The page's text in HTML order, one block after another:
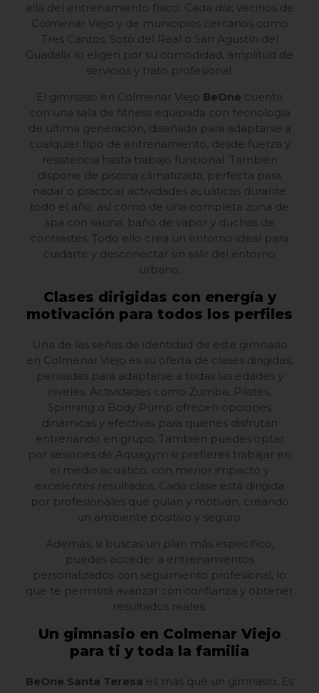
allá del entrenamiento físico. Cada día, vecinos de
Colmenar Viejo y de municipios cercanos como
Tres Cantos, Soto del Real o San Agustín del
Guadalix lo eligen por su comodidad, amplitud de
servicios y trato profesional.
El gimnasio en Colmenar Viejo BeOne cuenta
con una sala de fitness equipada con tecnología
de última generación, diseñada para adaptarse a
cualquier tipo de entrenamiento, desde fuerza y
resistencia hasta trabajo funcional. También
dispone de piscina climatizada, perfecta para
nadar o practicar actividades acuáticas durante
todo el año, así como de una completa zona de
spa con sauna, baño de vapor y duchas de
contrastes. Todo ello crea un entorno ideal para
cuidarte y desconectar sin salir del entorno
urbano.
Clases dirigidas con energía y
motivación para todos los perfiles
Una de las señas de identidad de este gimnasio
en Colmenar Viejo es su oferta de clases dirigidas,
pensadas para adaptarse a todas las edades y
niveles. Actividades como Zumba, Pilates,
Spinning o Body Pump ofrecen opciones
dinámicas y efectivas para quienes disfrutan
entrenando en grupo. También puedes optar
por sesiones de Aquagym si prefieres trabajar en
el medio acuático, con menor impacto y
excelentes resultados. Cada clase está dirigida
por profesionales que guían y motivan, creando
un ambiente positivo y seguro.
Además, si buscas un plan más específico,
puedes acceder a entrenamientos
personalizados con seguimiento profesional, lo
que te permitirá avanzar con confianza y obtener
resultados reales.
Un gimnasio en Colmenar Viejo
para ti y toda la familia
BeOne Santa Teresa es más que un gimnasio. Es